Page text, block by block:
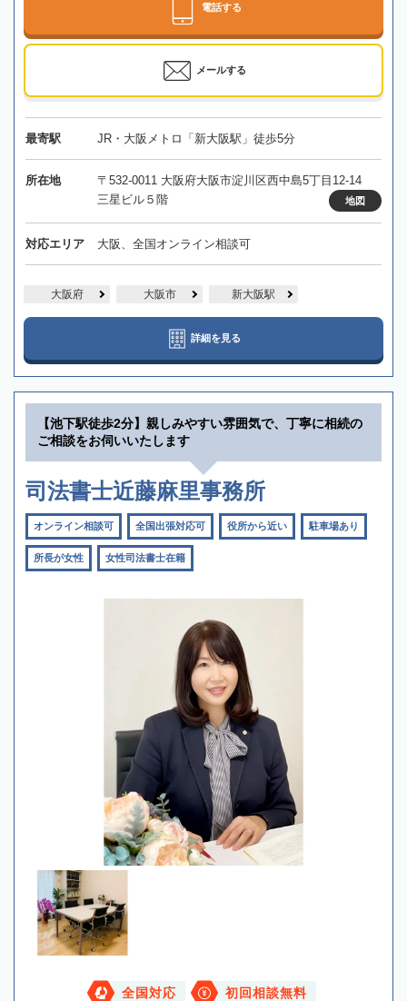
電話する
メールする
最寄駅 JR・大阪メトロ「新大阪駅」徒歩5分
所在地
〒532-0011 大阪府大阪市淀川区西中島5丁目12-14
三星ビル５階
地図
対応エリア 大阪、全国オンライン相談可
大阪府 大阪市 新大阪駅
詳細を見る
【池下駅徒歩2分】親しみやすい雰囲気で、丁寧に相続の
ご相談をお伺いいたします
司法書士近藤麻里事務所
オンライン相談可 全国出張対応可 役所から近い 駐車場あり
所長が女性 女性司法書士在籍
全国対応 初回相談無料